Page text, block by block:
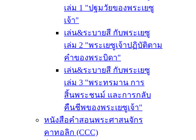
เล่ม 1 "ปฐมวัยของพระเยซู
เจ้า"
เล่น&ระบายสี กับพระเยซู
เล่ม 2 "พระเยซูเจ้าปฏิบัติตาม
คำของพระบิดา"
เล่น&ระบายสี กับพระเยซู
เล่ม 3 "พระทรมาน การ
สิ้นพระชนม์ และการกลับ
คืนชีพของพระเยซูเจ้า"
หนังสือคำสอนพระศาสนจักร
คาทอลิก (CCC)